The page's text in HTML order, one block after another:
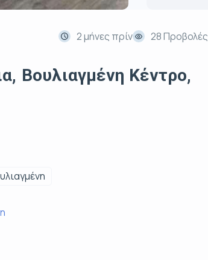
2 μήνες πρίν 28 Προβολές
Βουλιαγμένη Κέντρο,